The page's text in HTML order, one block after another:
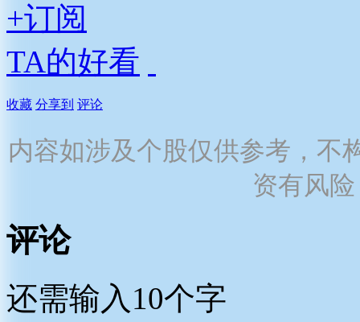
+订阅
TA的好看
收藏 分享到 评论
内容如涉及个股仅供参考，不
资有风
评论
还需输入10个字